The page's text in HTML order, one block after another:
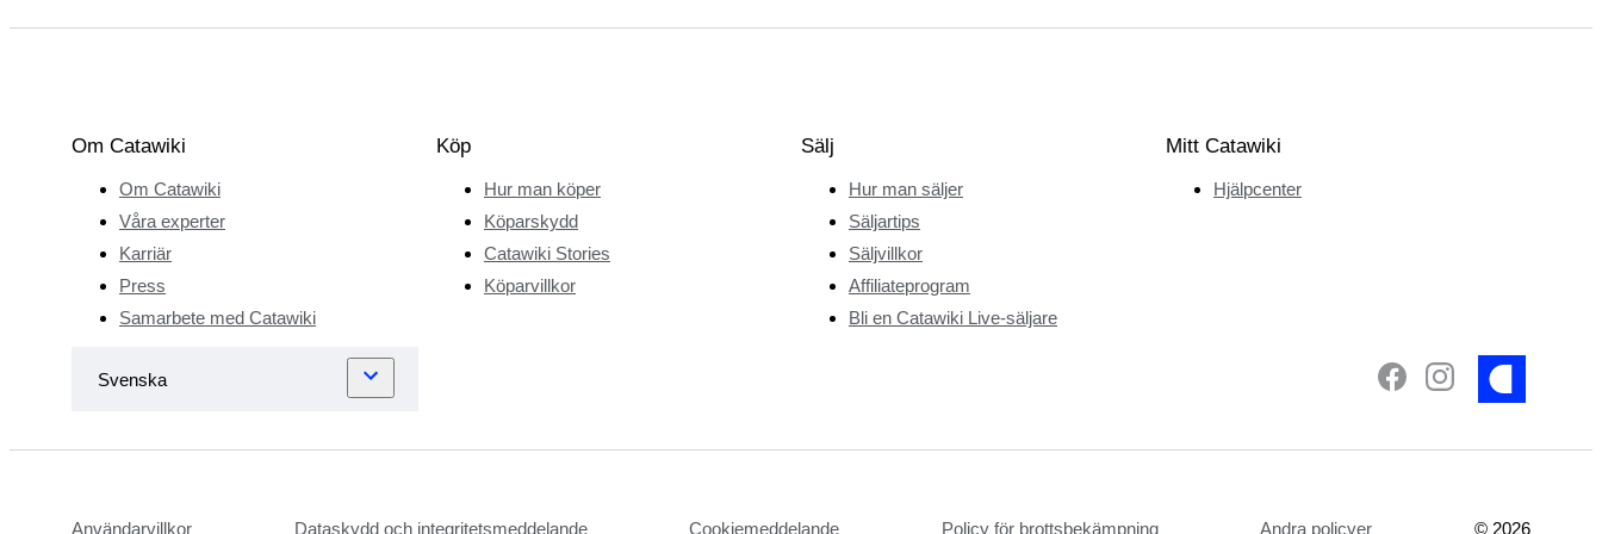
Om Catawiki
Om Catawiki
Våra experter
Karriär
Press
Samarbete med Catawiki
Köp
Hur man köper
Köparskydd
Catawiki Stories
Köparvillkor
Sälj
Hur man säljer
Säljartips
Säljvillkor
Affiliateprogram
Bli en Catawiki Live-säljare
Mitt Catawiki
Hjälpcenter
Användarvillkor Dataskydd och integritetsmeddelande Cookiemeddelande Policy för brottsbekämpning Andra policyer © 2026